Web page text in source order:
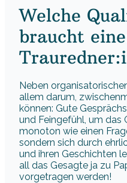
Welche
braucht
Neben
allem darum,
können: Gute
und Feingefühl, um das
monoton wie einen
sondern sich durch
und ihren Geschichten
all das Gesagte ja zu
vorgetragen werden!